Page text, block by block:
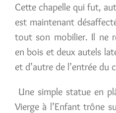
Cette chapelle qui fut,
est maintenant
tout son mobilier. Il ne
en bois et deux autels
et d’autre de l’entrée du
Une simple statue en
Vierge à l’Enfant trône